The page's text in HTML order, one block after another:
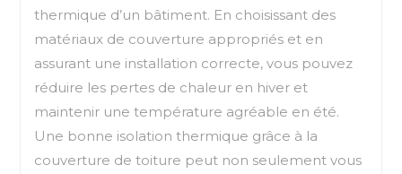
thermique d’un bâtiment. En choisissant des
matériaux de couverture appropriés et en
assurant une installation correcte, vous pouvez
réduire les pertes de chaleur en hiver et
maintenir une température agréable en été.
Une bonne isolation thermique grâce à la
couverture de toiture peut non seulement vous